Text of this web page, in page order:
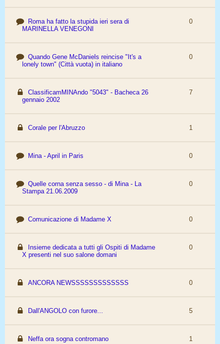
Roma ha fatto la stupida ieri sera di
MARINELLA VENEGONI
0
Quando Gene McDaniels reincise "It's a
lonely town" (Città vuota) in italiano
0
ClassificamMINAndo "5043" - Bacheca 26
gennaio 2002
7
Corale per l'Abruzzo 1
Mina - April in Paris 0
Quelle corna senza sesso - di Mina - La
Stampa 21.06.2009
0
Comunicazione di Madame X 0
Insieme dedicata a tutti gli Ospiti di Madame
X presenti nel suo salone domani
0
ANCORA NEWSSSSSSSSSSSSS 0
Dall'ANGOLO con furore... 5
Neffa ora sogna contromano 1